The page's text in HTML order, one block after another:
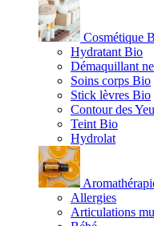
Cosmétique
Hydratant Bio
Démaquillant
Soins corps Bio
Stick lèvres Bio
Contour des
Teint Bio
Hydrolat
Allergies
Articulations